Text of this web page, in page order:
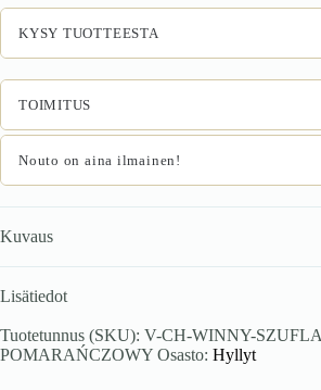
määrä
KYSY TUOTTEESTA
TOIMITUS
Nouto on aina ilmainen!
Kuvaus
Lisätiedot
Tuotetunnus (SKU): V-CH-WINNY-
POMARAŃCZOWY Osasto: Hyllyt